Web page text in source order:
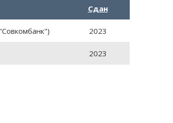
Сдан
2023
2023